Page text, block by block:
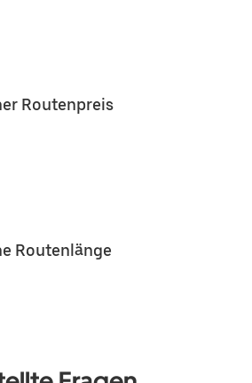
Routenpreis
Routenlänge